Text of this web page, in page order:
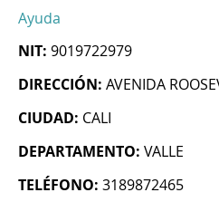
Ayuda
NIT: 9019722979
DIRECCIÓN: AVENIDA
CIUDAD: CALI
DEPARTAMENTO: VALLE
TELÉFONO: 3189872465